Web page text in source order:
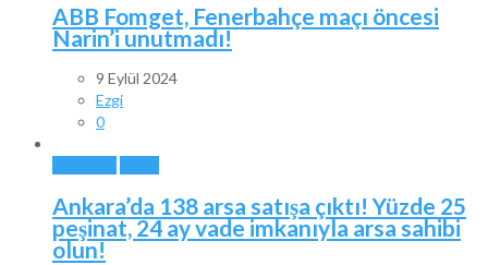
ABB Fomget, Fenerbahçe maçı öncesi
Narin’i unutmadı!
9 Eylül 2024
Ezgi
0
Ankara’da 138 arsa satışa çıktı! Yüzde 25
peşinat, 24 ay vade imkanıyla arsa sahibi
olun!